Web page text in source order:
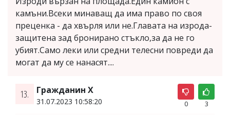
камъни.Всеки минаващ да има право по своя
преценка - да хвърля или не.Главата на изрода-
защитена зад бронирано стъкло,за да не го
убият.Само леки или средни телесни повреди да
могат да му се нанасят....
13. Гражданин Х
31.07.2023 10:58:20 0 3